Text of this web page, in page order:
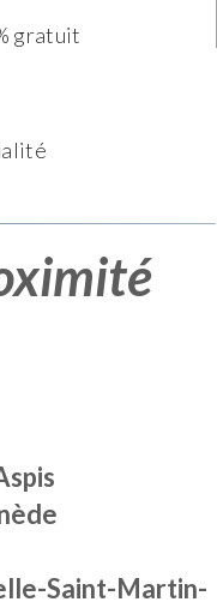
gratuit
Saint-Martin-